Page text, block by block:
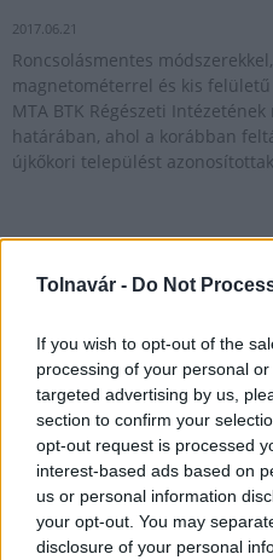
Tolnavár - Do Not
If you wish to opt-out of the
processing of your personal
targeted advertising by us,
section to confirm your
opt-out request is processed
interest-based ads based on
us or personal information
your opt-out. You may
disclosure of your personal
2017.06.21
Roncsolásmentes
magnetométerrel és kis
MTA BTK Régészeti
határában, ahol a korábban
újkőkori települést
A Tolna-Mözs női
bajnoki bronzérmet
Ahogy az első összecsapást,
nyerte meg a Brandmission-
futsalcsapata, ezzel 2–0-s
bronzérmet az Agenta Girls
Batyus sváb bált
2026.01.15